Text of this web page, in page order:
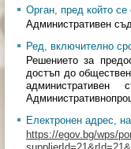
Орган, пред който
Административен
Ред, включително
Решението за
достъп до
Електронен адрес,
https://egov.bg/wps/